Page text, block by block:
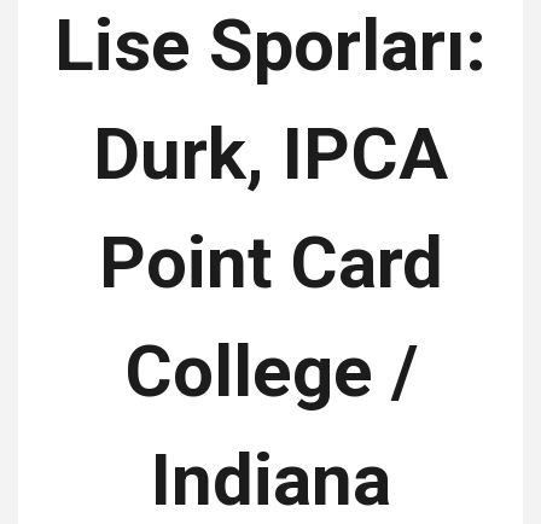
Lise Sporları:
Durk, IPCA
Point Card
College /
Indiana